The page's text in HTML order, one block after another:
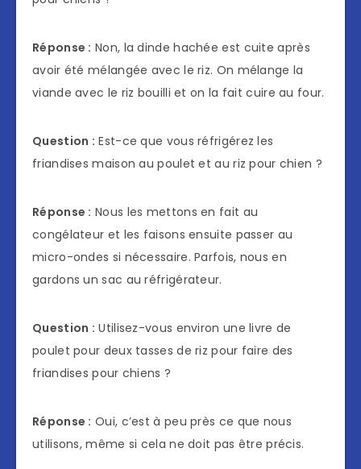
Réponse : Non, la dinde hachée est cuite après
avoir été mélangée avec le riz. On mélange la
viande avec le riz bouilli et on la fait cuire au four.
Question : Est-ce que vous réfrigérez les
friandises maison au poulet et au riz pour chien ?
Réponse : Nous les mettons en fait au
congélateur et les faisons ensuite passer au
micro-ondes si nécessaire. Parfois, nous en
gardons un sac au réfrigérateur.
Question : Utilisez-vous environ une livre de
poulet pour deux tasses de riz pour faire des
friandises pour chiens ?
Réponse : Oui, c’est à peu près ce que nous
utilisons, même si cela ne doit pas être précis.